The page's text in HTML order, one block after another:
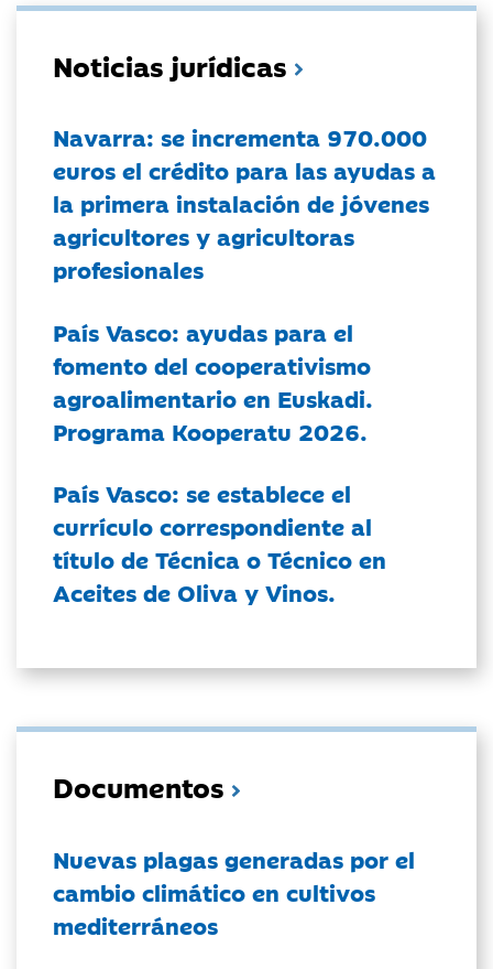
Noticias jurídicas
Navarra: se incrementa 970.000
euros el crédito para las ayudas a
la primera instalación de jóvenes
agricultores y agricultoras
profesionales
País Vasco: ayudas para el
fomento del cooperativismo
agroalimentario en Euskadi.
Programa Kooperatu 2026.
País Vasco: se establece el
currículo correspondiente al
título de Técnica o Técnico en
Aceites de Oliva y Vinos.
Documentos
Nuevas plagas generadas por el
cambio climático en cultivos
mediterráneos